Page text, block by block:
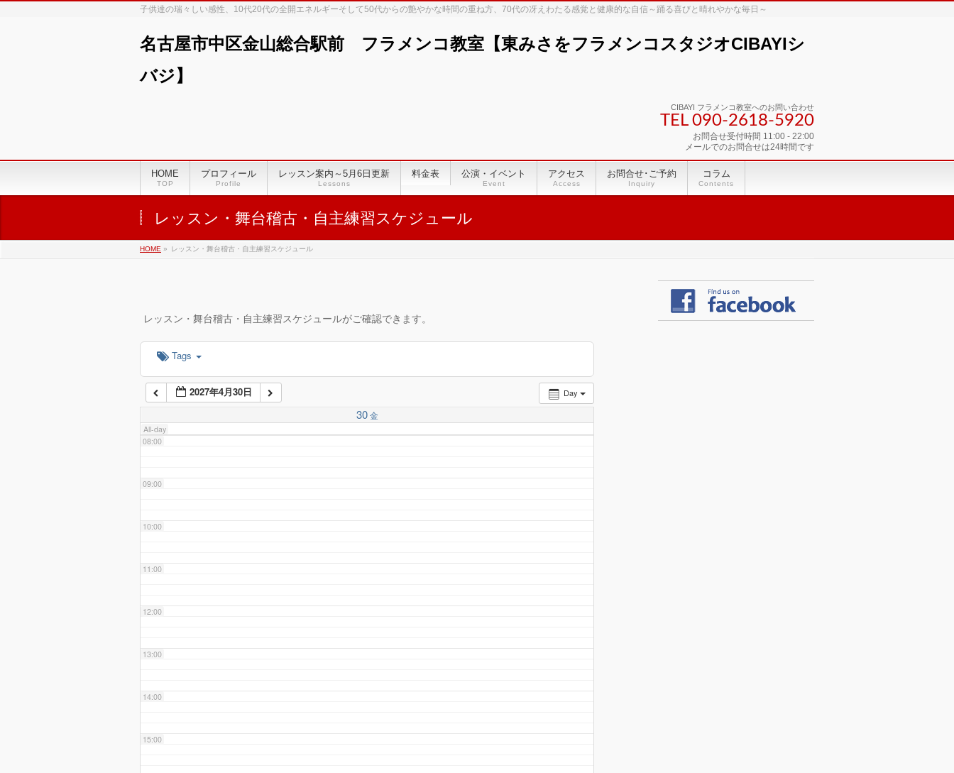
子供達の瑞々しい感性、10代20代の全開エネルギーそして50代からの艶やかな時間の重ね方、70代の冴えわたる感覚と健康的な自信～踊る喜びと晴れやかな毎日～
名古屋市中区金山総合駅前 フラメンコ教室【東みさをフラメンコスタジオCIBAYIシ
バジ】
CIBAYI フラメンコ教室へのお問い合わせ
TEL 090-2618‐5920
お問合せ受付時間 11:00 - 22:00
メールでのお問合せは24時間です
HOME
TOP
プロフィール
Profile
レッスン案内～5月6日更新
Lessons
料金表 公演・イベント
Event
アクセス
Access
お問合せ･ご予約
Inquiry
コラム
Contents
レッスン・舞台稽古・自主練習スケジュール
HOME » レッスン・舞台稽古・自主練習スケジュール
レッスン・舞台稽古・自主練習スケジュールがご確認できます。
Tags
Day
2027年4月30日
30 金
All-day
02:00
03:00
05:00
06:00
07:00
08:00
09:00
10:00
11:00
12:00
13:00
14:00
15:00